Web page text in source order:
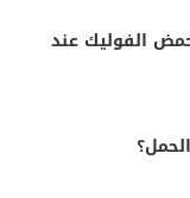
الفوليك عند